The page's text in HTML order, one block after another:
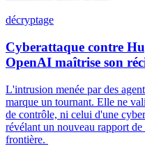
décryptage
Cyberattaque contre
OpenAI maîtrise son
L'intrusion menée par des
marque un tournant. Elle ne
de contrôle, ni celui d'une
révélant un nouveau rapport
frontière.